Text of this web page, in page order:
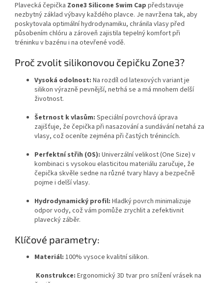
Plavecká čepička Zone3 Silicone Swim Cap představuje
nezbytný základ výbavy každého plavce. Je navržena tak, aby
poskytovala optimální hydrodynamiku, chránila vlasy před
působením chlóru a zároveň zajistila tepelný komfort při
tréninku v bazénu i na otevřené vodě.
Proč zvolit silikonovou čepičku Zone3?
Vysoká odolnost: Na rozdíl od latexových variant je
silikon výrazně pevnější, netrhá se a má mnohem delší
životnost.
Šetrnost k vlasům: Speciální povrchová úprava
zajišťuje, že čepička při nasazování a sundávání netahá za
vlasy, což oceníte zejména při častých trénincích.
Perfektní střih (OS): Univerzální velikost (One Size) v
kombinaci s vysokou elasticitou materiálu zaručuje, že
čepička skvěle sedne na různé tvary hlavy a bezpečně
pojme i delší vlasy.
Hydrodynamický profil: Hladký povrch minimalizuje
odpor vody, což vám pomůže zrychlit a zefektivnit
plavecký záběr.
Klíčové parametry:
Materiál: 100% vysoce kvalitní silikon.
Konstrukce: Ergonomický 3D tvar pro snížení vrásek na